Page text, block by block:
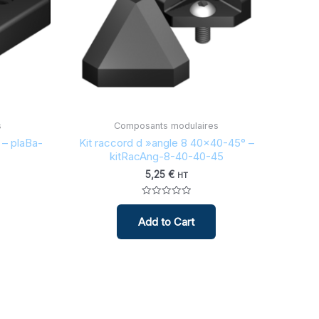
plaBa-
Composants modulaires
Kit raccord d »angle 8 40×40-45° –
kitRacAng-8-40-40-45
5,25 € HT
Note
sur
5
Add to Cart